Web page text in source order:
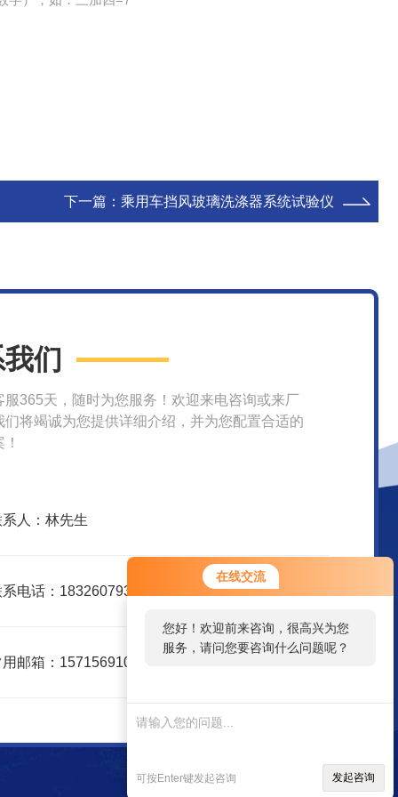
在线交流
您好！欢迎前来咨询，很高兴为您
服务，请问您要咨询什么问题呢？
可按Enter键发起咨询 发起咨询
下一篇： 乘用车挡风玻璃洗涤器系统试验仪
们
服365天，随时为您服务！欢迎来电咨询或来厂
们将竭诚为您提供详细介绍，并为您配置合适的
系人：林先生
电话：18326079359
邮箱：15715691047@163.com